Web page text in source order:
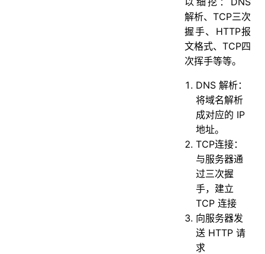
解析、TCP三次
握手、HTTP报
文格式、TCP四
次挥手等等。
DNS 解析：
将域名解析
成对应的 IP
地址。
TCP连接：
与服务器通
过三次握
手，建立
TCP 连接
向服务器发
送 HTTP 请
求